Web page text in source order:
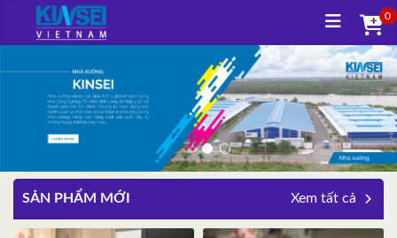
0
SẢN PHẨM MỚI Xem tất cả